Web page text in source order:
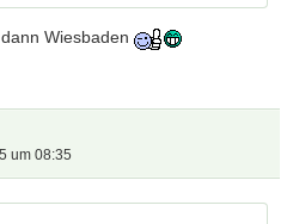
Wiesbaden
um 08:35